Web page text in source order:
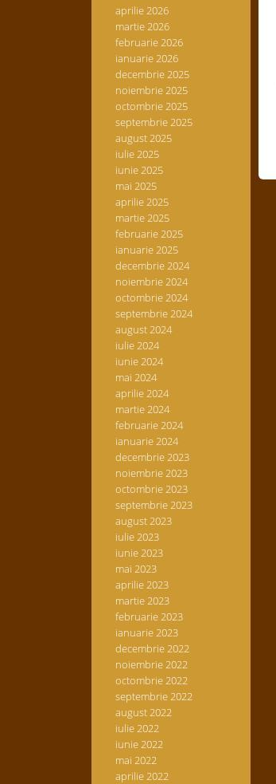
aprilie 2026
martie 2026
februarie 2026
ianuarie 2026
decembrie 2025
noiembrie 2025
octombrie 2025
septembrie 2025
august 2025
iulie 2025
iunie 2025
mai 2025
aprilie 2025
martie 2025
februarie 2025
ianuarie 2025
decembrie 2024
noiembrie 2024
octombrie 2024
septembrie 2024
august 2024
iulie 2024
iunie 2024
mai 2024
aprilie 2024
martie 2024
februarie 2024
ianuarie 2024
decembrie 2023
noiembrie 2023
octombrie 2023
septembrie 2023
august 2023
iulie 2023
iunie 2023
mai 2023
aprilie 2023
martie 2023
februarie 2023
ianuarie 2023
decembrie 2022
noiembrie 2022
octombrie 2022
septembrie 2022
august 2022
iulie 2022
iunie 2022
mai 2022
aprilie 2022